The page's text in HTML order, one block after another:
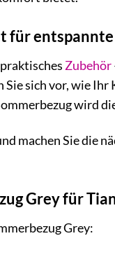
für entspannte
Zubehör
sich vor, wie
wird
machen Sie die
Grey für
Grey: